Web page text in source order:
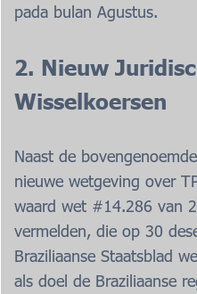
pada bulan Agustus.
2. Nieuw
Wisselkoersen
Naast de
nieuwe wetgeving over
waard wet #14.286 van
vermelden, die op 30
Braziliaanse Staatsblad
als doel de Braziliaanse